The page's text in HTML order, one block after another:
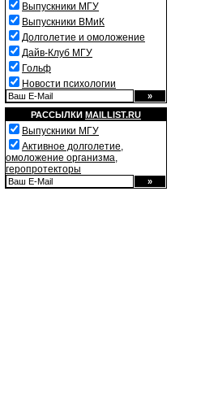
Выпускники МГУ
Выпускники ВМиК
Долголетие и омоложение
Дайв-Клуб МГУ
Гольф
Новости психологии
РАССЫЛКИ MAILLIST.RU
Выпускники МГУ
Активное долголетие,
омоложение организма,
геропротекторы